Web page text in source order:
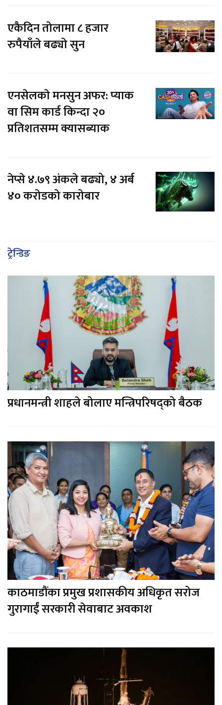
एकैदिन तोलामा ८ हजार
रुपैयाँले बढ्यो सुन
एनसेलकाे मनसुन अफर: प्याक
वा सिम कार्ड किन्दा २०
प्रतिशतसम्म क्यासब्याक
नेप्से ४.७९ अंकले बढ्यो, ४ अर्ब
४० करोडको कारोबार
ट्रेन्डिङ
प्रधानमन्त्री शाहले बोलाए मन्त्रिपरिषद्को बैठक
काठमाडौंका प्रमुख प्रशासकीय अधिकृत सरोज
गुरागाईं सरकारी सेवाबाट अवकाश